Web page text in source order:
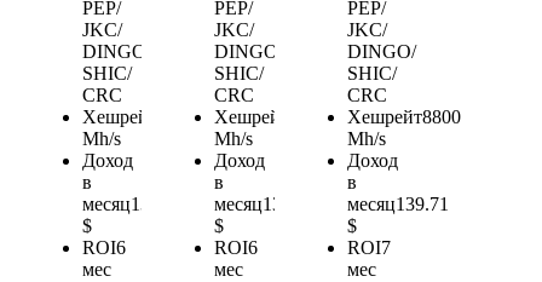
PEP/
JKC/
DINGO/
SHIC/
CRC
Хешрейт
8300
Mh/s
Доход
в
месяц131.77
$
ROI6
мес
PEP/
JKC/
DINGO/
SHIC/
CRC
Хешрейт
8550
Mh/s
Доход
в
месяц135.74
$
ROI6
мес
PEP/
JKC/
DINGO/
SHIC/
CRC
Хешрейт8800
Mh/s
Доход
в
месяц139.71
$
ROI7
мес